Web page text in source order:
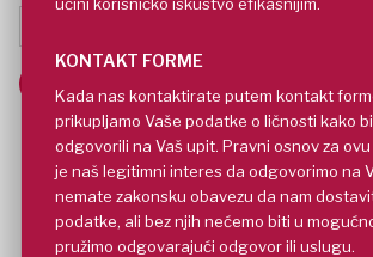
NAJNOVIJE
KONTAKT FORME
Kada nas kontaktirate putem kontakt
prikupljamo Vaše podatke o ličnosti kako
odgovorili na Vaš upit. Pravni osnov za
je naš legitimni interes da odgovorimo na
nemate zakonsku obavezu da nam
podatke, ali bez njih nećemo biti u
pružimo odgovarajući odgovor ili uslugu.